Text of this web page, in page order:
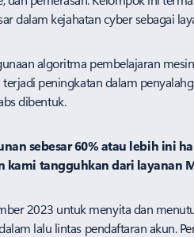
dalam kejahatan cyber sebagai
algoritma pembelajaran
peningkatan dalam
dibentuk.
sebesar 60% atau lebih ini
kami tangguhkan dari layanan
2023 untuk menyita dan
lalu lintas pendaftaran akun.